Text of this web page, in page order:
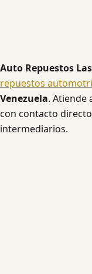
Auto Repuestos
repuestos
Venezuela. Atiende
con contacto
intermediarios.